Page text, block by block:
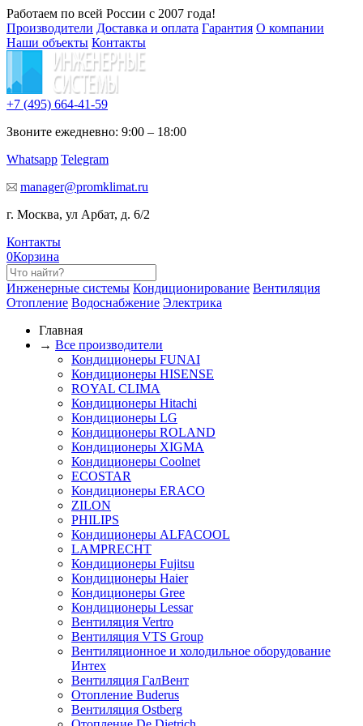
Работаем по всей России с 2007 года!
Производители Доставка и оплата Гарантия О компании
Наши объекты Контакты
+7 (495) 664-41-59
Звоните ежедневно: 9:00 – 18:00
Whatsapp Telegram
manager@promklimat.ru
г. Москва, ул Арбат, д. 6/2
Контакты
0Корзина
Инженерные системы Кондиционирование Вентиляция
Отопление Водоснабжение Электрика
Главная
→ Все производители
Кондиционеры FUNAI
Кондиционеры HISENSE
ROYAL CLIMA
Кондиционеры Hitachi
Кондиционеры LG
Кондиционеры ROLAND
Кондиционеры XIGMA
Кондиционеры Coolnet
ECOSTAR
Кондиционеры ERACO
ZILON
PHILIPS
Кондиционеры ALFACOOL
LAMPRECHT
Кондиционеры Fujitsu
Кондиционеры Haier
Кондиционеры Gree
Кондиционеры Lessar
Вентиляция Vertro
Вентиляция VTS Group
Вентиляционное и холодильное оборудование
Интех
Вентиляция ГалВент
Отопление Buderus
Вентиляция Ostberg